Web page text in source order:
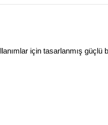
için tasarlanmış